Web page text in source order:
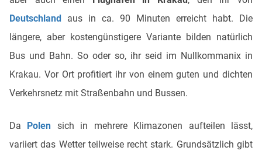
Deutschland
aus in ca. 90 Minuten erreicht habt. Die
längere, aber kostengünstigere Variante bilden natürlich
Bus und Bahn. So oder so, ihr seid im Nullkommanix in
Krakau. Vor Ort profitiert ihr von einem guten und dichten
Verkehrsnetz mit Straßenbahn und Bussen.
Da Polen sich in mehrere Klimazonen aufteilen lässt,
variiert das Wetter teilweise recht stark. Grundsätzlich gibt